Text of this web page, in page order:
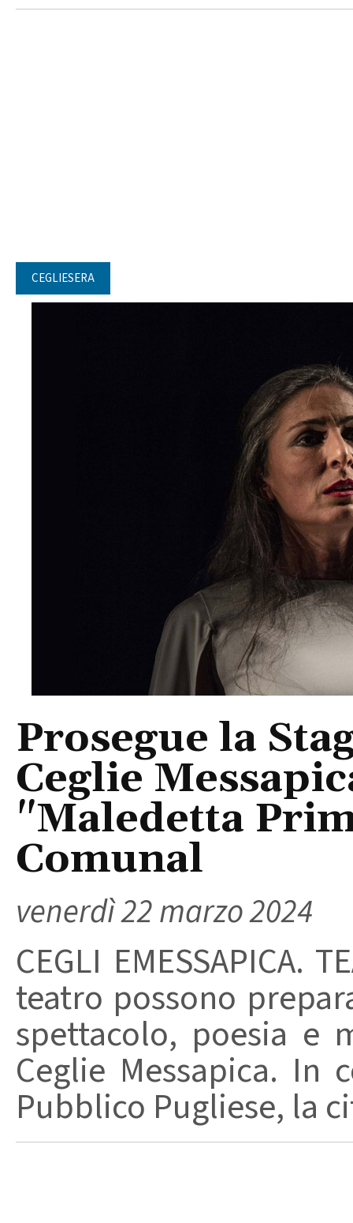
CEGLIESERA
Prosegue la
Ceglie
"Maledetta
Comunal
venerdì 22 marzo 2024
CEGLI EMESSAPICA.
teatro possono
spettacolo, poesia e
Ceglie Messapica. In
Pubblico Pugliese, la